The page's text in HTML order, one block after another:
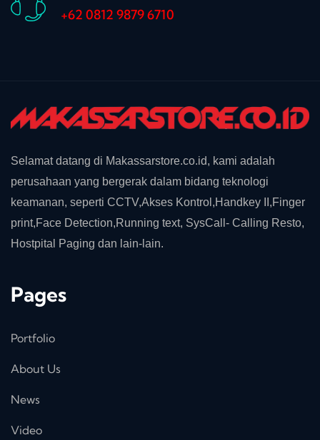
+62 0812 9879 6710
Selamat datang di Makassarstore.co.id, kami adalah
perusahaan yang bergerak dalam bidang teknologi
keamanan, seperti CCTV,Akses Kontrol,Handkey II,Finger
print,Face Detection,Running text, SysCall- Calling Resto,
Hostpital Paging dan lain-lain.
Pages
Portfolio
About Us
News
Video